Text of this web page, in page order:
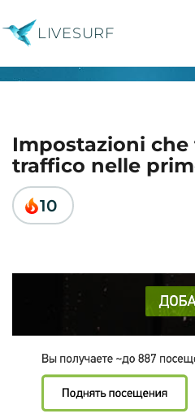
LIVESURF
Impostazioni
traffico nelle
10